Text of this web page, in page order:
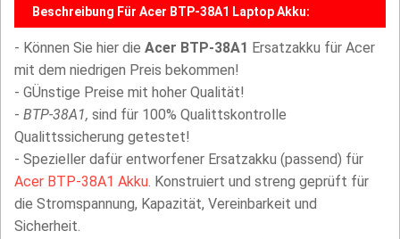
Beschreibung Für Acer BTP-38A1 Laptop Akku:
- Können Sie hier die Acer BTP-38A1 Ersatzakku für Acer
mit dem niedrigen Preis bekommen!
- GÜnstige Preise mit hoher Qualität!
- BTP-38A1, sind für 100% Qualittskontrolle
Qualittssicherung getestet!
- Spezieller dafür entworfener Ersatzakku (passend) für
Acer BTP-38A1 Akku. Konstruiert und streng geprüft für
die Stromspannung, Kapazität, Vereinbarkeit und
Sicherheit.